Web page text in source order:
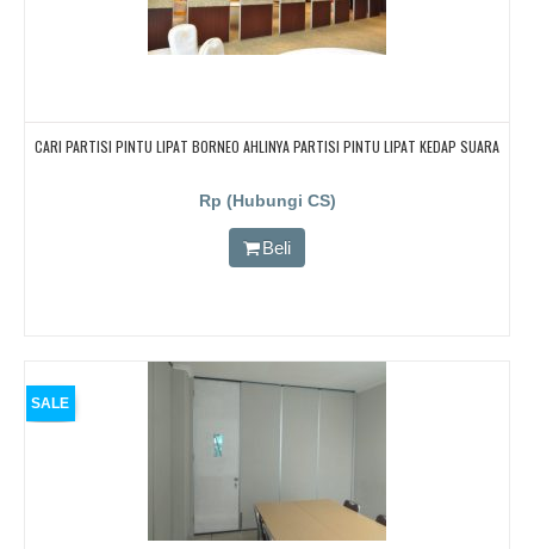
CARI PARTISI PINTU LIPAT BORNEO AHLINYA PARTISI PINTU LIPAT KEDAP SUARA
Rp (Hubungi CS)
Beli
SALE